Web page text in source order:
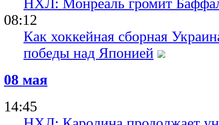
08:12
Как хоккейная сборная
победы над Японией
08 мая
14:45